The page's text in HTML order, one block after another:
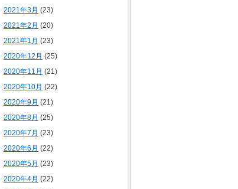
2021年3月 (23)
2021年2月 (20)
2021年1月 (23)
2020年12月 (25)
2020年11月 (21)
2020年10月 (22)
2020年9月 (21)
2020年8月 (25)
2020年7月 (23)
2020年6月 (22)
2020年5月 (23)
2020年4月 (22)